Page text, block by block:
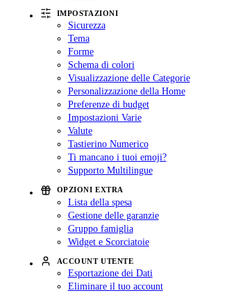
IMPOSTAZIONI
Sicurezza
Tema
Forme
Schema di colori
Visualizzazione delle Categorie
Personalizzazione della Home
Preferenze di budget
Impostazioni Varie
Valute
Tastierino Numerico
Ti mancano i tuoi emoji?
Supporto Multilingue
OPZIONI EXTRA
Lista della spesa
Gestione delle garanzie
Gruppo famiglia
Widget e Scorciatoie
ACCOUNT UTENTE
Esportazione dei Dati
Eliminare il tuo account